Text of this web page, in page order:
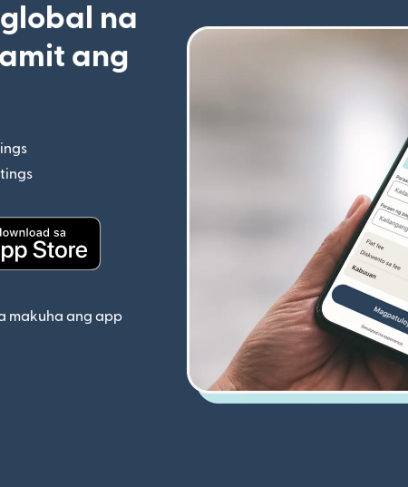
na
ang
(bubukas sa bagong window)
(bubukas sa bagong window)
makuha ang app